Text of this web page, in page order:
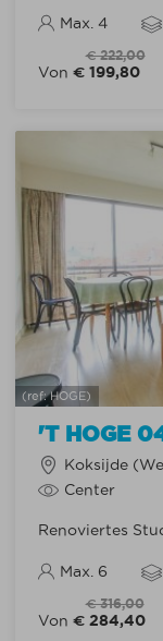
Max. 4
€ 222,00
Von € 199,80
'T HOGE
(ref: HOGE)
Koksijde
Center
Renoviertes
Max. 6
€ 316,00
Von € 284,40